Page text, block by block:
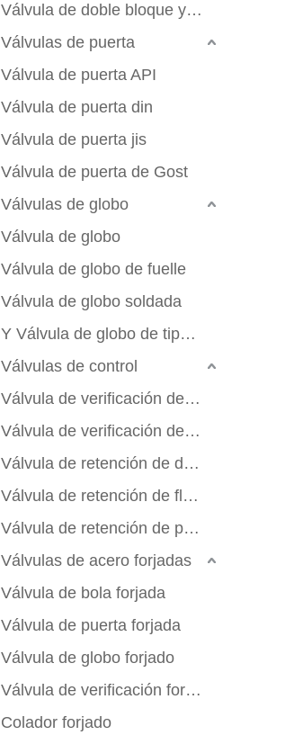
Válvula de doble bloque y sangrado
Válvulas de puerta
Válvula de puerta API
Válvula de puerta din
Válvula de puerta jis
Válvula de puerta de Gost
Válvulas de globo
Válvula de globo
Válvula de globo de fuelle
Válvula de globo soldada
Y Válvula de globo de tipo Y
Válvulas de control
Válvula de verificación de swing
Válvula de verificación de elevación
Válvula de retención de doble aleta
Válvula de retención de flujo axial
Válvula de retención de placa de manchas
Válvulas de acero forjadas
Válvula de bola forjada
Válvula de puerta forjada
Válvula de globo forjado
Válvula de verificación forjada
Colador forjado